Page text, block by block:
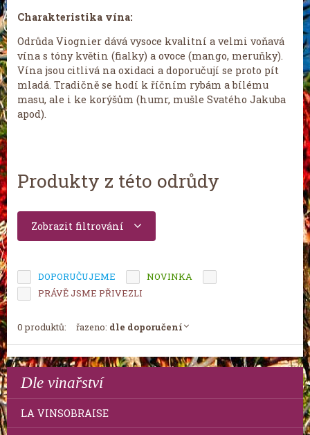
Charakteristika vína:
Odrůda Viognier dává vysoce kvalitní a velmi voňavá
vína s tóny květin (fialky) a ovoce (mango, meruňky).
Vína jsou citlivá na oxidaci a doporučují se proto ​​pít
mladá. Tradičně se hodí k říčním rybám a bílému
masu, ale i ke korýšům (humr, mušle Svatého Jakuba
apod).
Produkty z této odrůdy
Zobrazit filtrování
DOPORUČUJEME NOVINKA
PRÁVĚ JSME PŘIVEZLI
0 produktů: řazeno: dle doporučení
Dle vinařství
LA VINSOBRAISE